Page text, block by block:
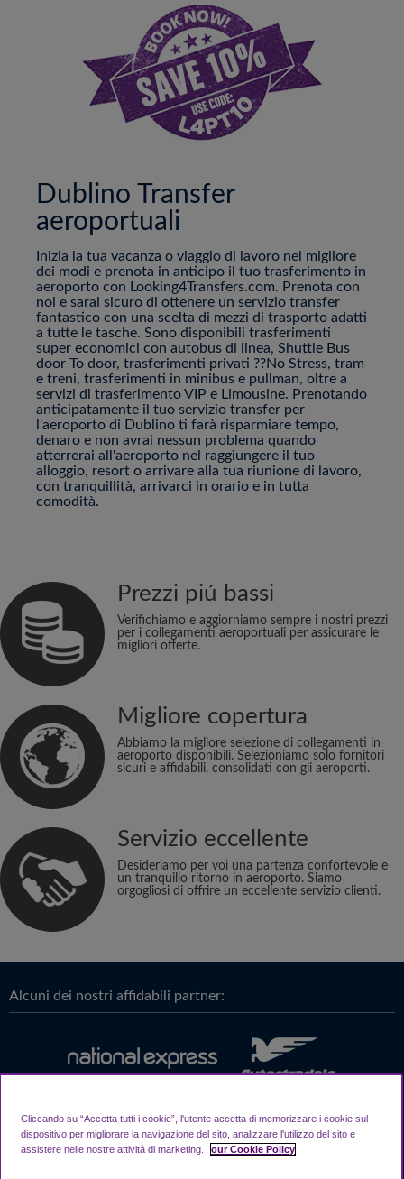
Dublino Transfer
aeroportuali
Inizia la tua vacanza o viaggio di lavoro nel migliore
dei modi e prenota in anticipo il tuo trasferimento in
aeroporto con Looking4Transfers.com. Prenota con
noi e sarai sicuro di ottenere un servizio transfer
fantastico con una scelta di mezzi di trasporto adatti
a tutte le tasche. Sono disponibili trasferimenti
super economici con autobus di linea, Shuttle Bus
door To door, trasferimenti privati ??No Stress, tram
e treni, trasferimenti in minibus e pullman, oltre a
servizi di trasferimento VIP e Limousine. Prenotando
anticipatamente il tuo servizio transfer per
l'aeroporto di Dublino ti farà risparmiare tempo,
denaro e non avrai nessun problema quando
atterrerai all'aeroporto nel raggiungere il tuo
alloggio, resort o arrivare alla tua riunione di lavoro,
con tranquillità, arrivarci in orario e in tutta
comodità.
Prezzi piú bassi
Verifichiamo e aggiorniamo sempre i nostri prezzi
per i collegamenti aeroportuali per assicurare le
migliori offerte.
Migliore copertura
Abbiamo la migliore selezione di collegamenti in
aeroporto disponibili. Selezioniamo solo fornitori
sicuri e affidabili, consolidati con gli aeroporti.
Servizio eccellente
Desideriamo per voi una partenza confortevole e
un tranquillo ritorno in aeroporto. Siamo
orgogliosi di offrire un eccellente servizio clienti.
Alcuni dei nostri affidabili partner:
Cliccando su “Accetta tutti i cookie”, l'utente accetta di memorizzare i cookie sul
dispositivo per migliorare la navigazione del sito, analizzare l'utilizzo del sito e
assistere nelle nostre attività di marketing.
our Cookie Policy